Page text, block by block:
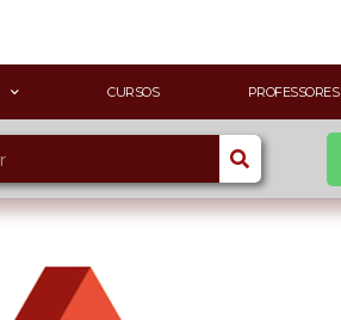
CURSOS PROFESSORES